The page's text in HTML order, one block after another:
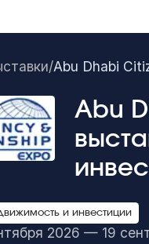
/Abu Dhabi
Abu
и инвестиции
2026 — 19